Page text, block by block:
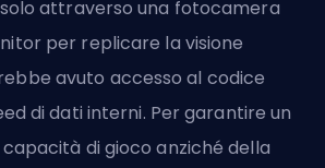
attraverso una fotocamera
per replicare la visione
avuto accesso al codice
di dati interni. Per garantire un
di gioco anziché della